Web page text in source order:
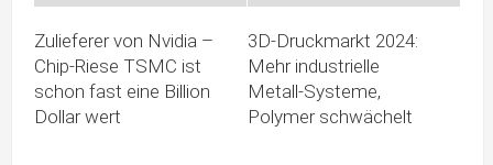
Zulieferer von Nvidia –
Chip-Riese TSMC ist
schon fast eine Billion
Dollar wert
3D-Druckmarkt 2024:
Mehr industrielle
Metall-Systeme,
Polymer schwächelt